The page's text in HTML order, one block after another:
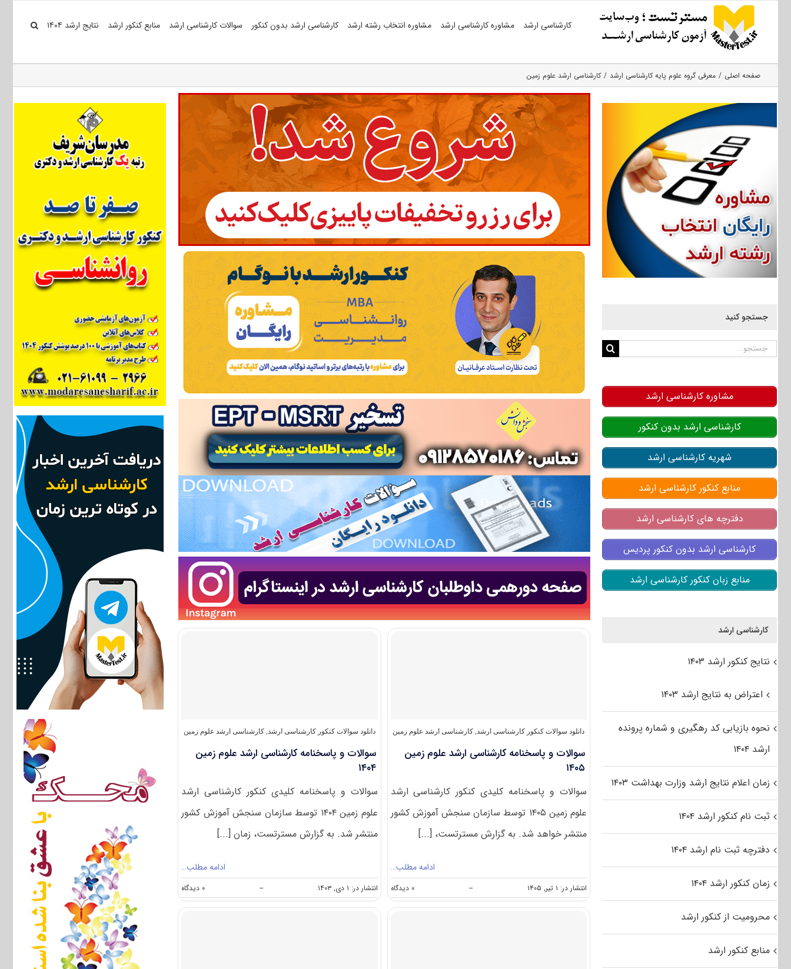
کارشناسی ارشد مشاوره کارشناسی ارشد مشاوره انتخاب رشته ارشد کارشناسی ارشد بدون کنکور سوالات کارشناسی ارشد منابع کنکور ارشد نتایج ارشد ۱۴۰۴
صفحه اصلی معرفی گروه علوم پایه کارشناسی ارشد کارشناسی ارشد علوم زمین
دانلود سوالات کنکور کارشناسی ارشد, کارشناسی ارشد علوم زمین
سوالات و پاسخنامه کارشناسی ارشد علوم زمین
۱۴۰۵
سوالات و پاسخنامه کلیدی کنکور کارشناسی ارشد
علوم زمین ۱۴۰۵ توسط سازمان سنجش آموزش کشور
منتشر خواهد شد. به گزارش مسترتست، [...]
ادامه مطلب…
انتشار در: ۱ تیر, ۱۴۰۵ -- ۰ دیدگاه
سوالات
و
دانلود سوالات کنکور کارشناسی ارشد,کارشناسی ارشد علوم زمین
سوالات و پاسخنامه کارشناسی ارشد علوم زمین
۱۴۰۴
سوالات و پاسخنامه کلیدی کنکور کارشناسی ارشد
علوم زمین ۱۴۰۴ توسط سازمان سنجش آموزش کشور
منتشر شد. به گزارش مسترتست، زمان [...]
ادامه مطلب…
انتشار در: ۱ دی, ۱۴۰۳ -- ۰ دیدگاه
on
سوالات
و
جستجو کنید
جستجو
مشاوره کارشناسی ارشد
کارشناسی ارشد بدون کنکور
شهریه کارشناسی ارشد
منابع کنکور کارشناسی ارشد
دفترچه های کارشناسی ارشد
کارشناسی ارشد بدون کنکور پردیس
منابع زبان کنکور کارشناسی ارشد
کارشناسی ارشد
نتایج کنکور ارشد ۱۴۰۳
اعتراض به نتایج ارشد ۱۴۰۳
نحوه بازیابی کد رهگیری و شماره پرونده
ارشد ۱۴۰۴
زمان اعلام نتایج ارشد وزارت بهداشت ۱۴۰۳
ثبت نام کنکور ارشد ۱۴۰۴
دفترچه ثبت نام ارشد ۱۴۰۴
زمان کنکور ارشد ۱۴۰۴
محرومیت از کنکور ارشد
منابع کنکور ارشد